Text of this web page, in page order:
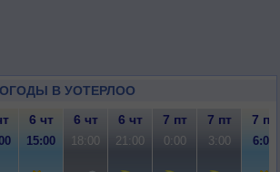
В УОТЕРЛОО
6 чт 6 чт 6 чт 7 пт 7 пт 7 пт
15:00 18:00 21:00 0:00 3:00 6:00